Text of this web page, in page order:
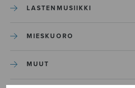
LASTENMUSIIKKI
MIESKUORO
MUUT